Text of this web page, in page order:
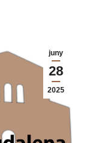
juny
28
2025